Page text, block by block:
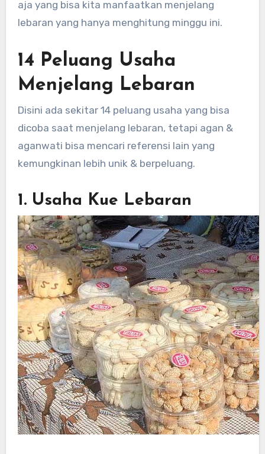
aja yang bisa kita manfaatkan menjelang
lebaran yang hanya menghitung minggu ini.
14 Peluang Usaha
Menjelang Lebaran
Disini ada sekitar 14 peluang usaha yang bisa
dicoba saat menjelang lebaran, tetapi agan &
aganwati bisa mencari referensi lain yang
kemungkinan lebih unik & berpeluang.
1. Usaha Kue Lebaran